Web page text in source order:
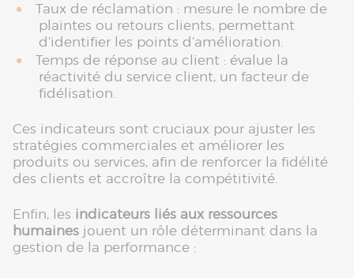
Taux de réclamation : mesure le nombre de
plaintes ou retours clients, permettant
d’identifier les points d’amélioration.
Temps de réponse au client : évalue la
réactivité du service client, un facteur de
fidélisation.
Ces indicateurs sont cruciaux pour ajuster les
stratégies commerciales et améliorer les
produits ou services, afin de renforcer la fidélité
des clients et accroître la compétitivité.
Enfin, les indicateurs liés aux ressources
humaines jouent un rôle déterminant dans la
gestion de la performance :